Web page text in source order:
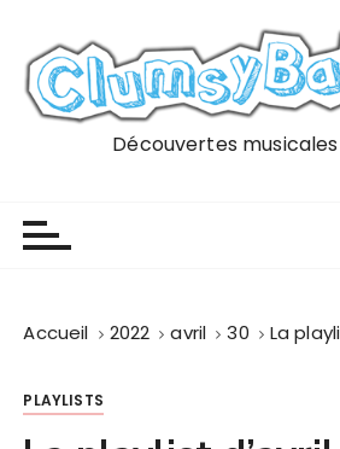
Découvertes
Accueil 2022 avril 30 La
PLAYLISTS